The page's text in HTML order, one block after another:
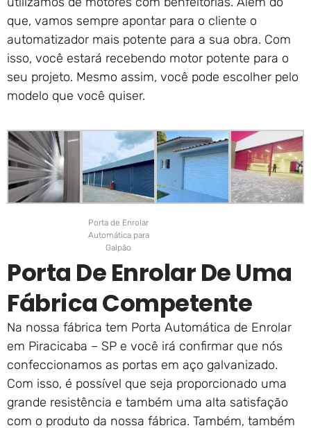
que, vamos sempre apontar para o cliente o
automatizador mais potente para a sua obra. Com
isso, você estará recebendo motor potente para o
seu projeto. Mesmo assim, você pode escolher pelo
modelo que você quiser.
Porta de Enrolar
Automática para
Galpão
Porta De Enrolar De Uma
Fábrica Competente
Na nossa fábrica tem Porta Automática de Enrolar
em Piracicaba – SP e você irá confirmar que nós
confeccionamos as portas em aço galvanizado.
Com isso, é possível que seja proporcionado uma
grande resistência e também uma alta satisfação
com o produto da nossa fábrica. Também, também